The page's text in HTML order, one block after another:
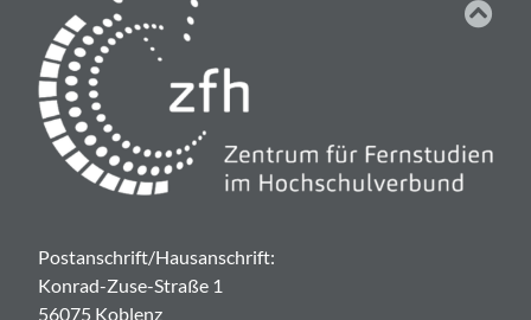
Postanschrift/Hausanschrift:
Konrad-Zuse-Straße 1
56075 Koblenz